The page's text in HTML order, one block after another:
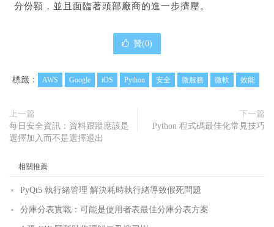
分份額，並且面臨著頭部廠商的進一步擠壓。
贊(0)
標籤： AWS Google iOS Python 安全 微服務 微軟 效能
上一篇
每日安全資訊：資料跟蹤應該是
選擇加入而不是選擇退出
下一篇
Python 程式碼最佳化常見技巧
相關推薦
PyQt5 執行緒管理 解決耗時執行緒導致假死問題
分庫分表實戰：可能是使用者表最佳分庫分表方案